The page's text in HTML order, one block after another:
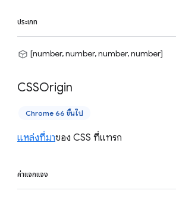
ประเภท
[number, number, number, number]
CSSOrigin
Chrome 66 ขึ้นไป
แหล่งที่มาของ CSS ที่แทรก
ค่าแจกแจง